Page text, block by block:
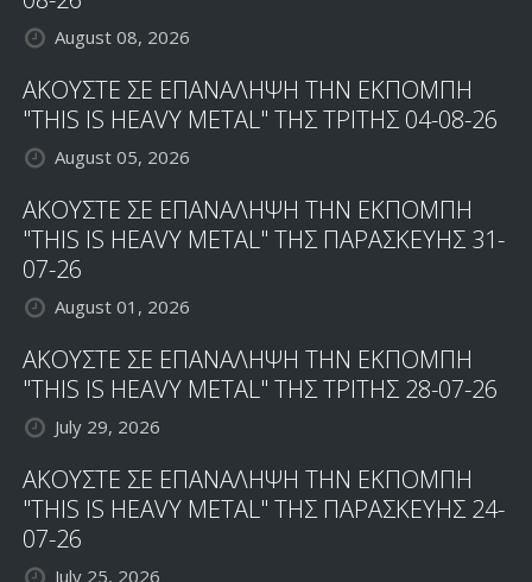
August 08, 2026
ΑΚΟΥΣΤΕ ΣΕ ΕΠΑΝΑΛΗΨΗ ΤΗΝ ΕΚΠΟΜΠΗ
"THIS IS HEAVY METAL" ΤΗΣ ΤΡΙΤΗΣ 04-08-26
August 05, 2026
ΑΚΟΥΣΤΕ ΣΕ ΕΠΑΝΑΛΗΨΗ ΤΗΝ ΕΚΠΟΜΠΗ
"THIS IS HEAVY METAL" ΤΗΣ ΠΑΡΑΣΚΕΥΗΣ 31-
07-26
August 01, 2026
ΑΚΟΥΣΤΕ ΣΕ ΕΠΑΝΑΛΗΨΗ ΤΗΝ ΕΚΠΟΜΠΗ
"THIS IS HEAVY METAL" ΤΗΣ ΤΡΙΤΗΣ 28-07-26
July 29, 2026
ΑΚΟΥΣΤΕ ΣΕ ΕΠΑΝΑΛΗΨΗ ΤΗΝ ΕΚΠΟΜΠΗ
"THIS IS HEAVY METAL" ΤΗΣ ΠΑΡΑΣΚΕΥΗΣ 24-
07-26
July 25, 2026